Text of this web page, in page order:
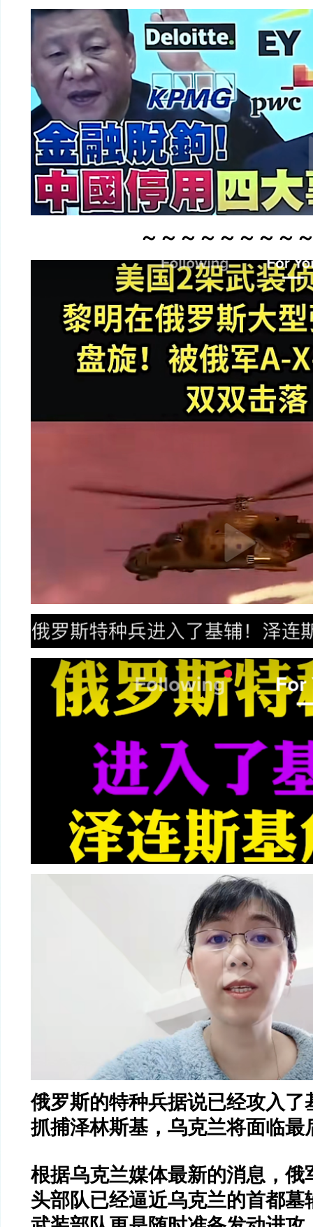
～～～～～～～～
俄罗斯的特种兵据说已经攻入了
抓捕泽林斯基，乌克兰将面临最
根据乌克兰媒体最新的消息，俄
头部队已经逼近乌克兰的首都墓